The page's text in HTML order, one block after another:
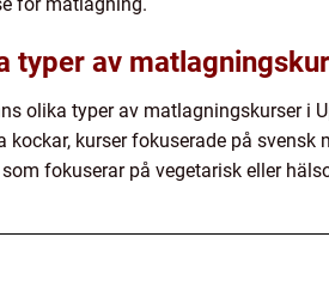
för matlagning.
typer av
olika typer av matlagningskurser i
kockar, kurser fokuserade på
som fokuserar på vegetarisk eller